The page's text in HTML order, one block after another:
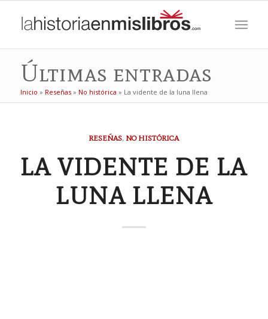
Últimas entradas
Inicio » Reseñas» No histórica » La vidente de la luna llena
RESEÑAS, NO HISTÓRICA
LA VIDENTE DE LA
LUNA LLENA